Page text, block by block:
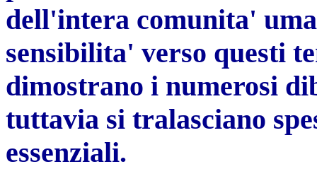
dell'intera comunita'
sensibilita' verso questi
dimostrano i numerosi
tuttavia si tralasciano
essenziali.